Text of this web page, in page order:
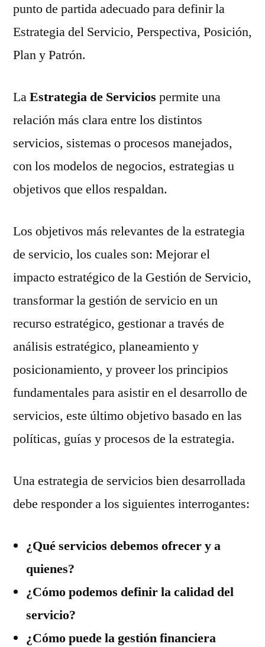
punto de partida adecuado para definir la
Estrategia del Servicio, Perspectiva, Posición,
Plan y Patrón.
LaEstrategia de Servicios permite una
relación más clara entre los distintos
servicios, sistemas o procesos manejados,
con los modelos de negocios, estrategias u
objetivos que ellos respaldan.
Los objetivos más relevantes de la estrategia
de servicio, los cuales son: Mejorar el
impacto estratégico de la Gestión de Servicio,
transformar la gestión de servicio en un
recurso estratégico, gestionar a través de
análisis estratégico, planeamiento y
posicionamiento, y proveer los principios
fundamentales para asistir en el desarrollo de
servicios, este último objetivo basado en las
políticas, guías y procesos de la estrategia.
Una estrategia de servicios bien desarrollada
debe responder a los siguientes interrogantes:
¿Qué servicios debemos ofrecer y a
quienes?
¿Cómo podemos definir la calidad del
servicio?
¿Cómo puede la gestión financiera